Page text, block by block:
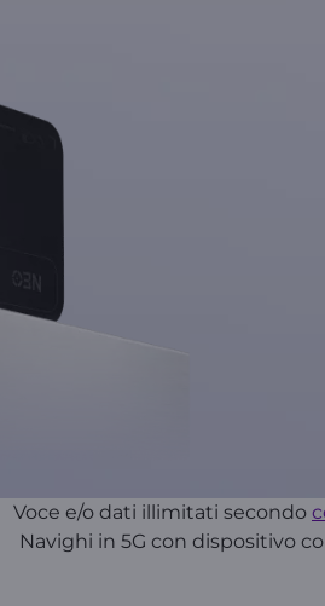
Voce e/o dati illimitati secondo
Navighi in 5G con dispositivo